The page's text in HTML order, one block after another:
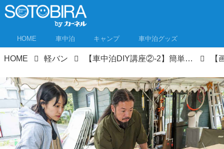
HOME 車中泊 キャンプ 車中泊グッズ
HOME 軽バン 【車中泊DIY講座②-2】簡単に天井板張りができる秘密兵器登場！ちょもかのハイゼットカーゴ・カスタム大作戦